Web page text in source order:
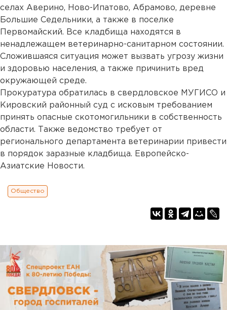
селах Аверино, Ново-Ипатово, Абрамово, деревне
Большие Седельники, а также в поселке
Первомайский. Все кладбища находятся в
ненадлежащем ветеринарно-санитарном состоянии.
Сложившаяся ситуация может вызвать угрозу жизни
и здоровью населения, а также причинить вред
окружающей среде.
Прокуратура обратилась в свердловское МУГИСО и
Кировский районный суд с исковым требованием
принять опасные скотомогильники в собственность
области. Также ведомство требует от
регионального департамента ветеринарии привести
в порядок заразные кладбища. Европейско-
Азиатские Новости.
Общество